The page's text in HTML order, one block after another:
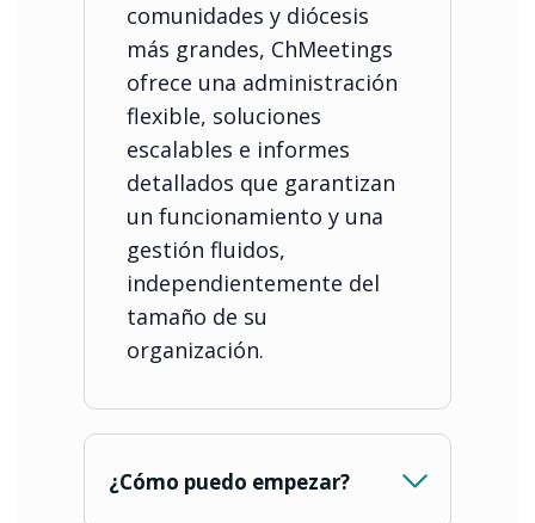
comunidades y diócesis
más grandes, ChMeetings
ofrece una administración
flexible, soluciones
escalables e informes
detallados que garantizan
un funcionamiento y una
gestión fluidos,
independientemente del
tamaño de su
organización.
¿Cómo puedo empezar?